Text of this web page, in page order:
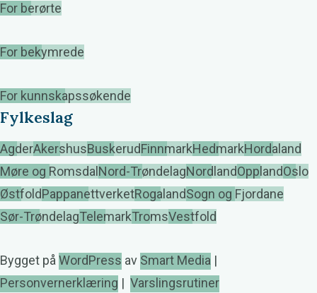
For berørte
For bekymrede
For kunnskapssøkende
Fylkeslag
AgderAkershusBuskerudFinnmarkHedmarkHordaland
Møre og Romsdal Nord-TrøndelagNordlandOpplandOslo
ØstfoldPappanettverketRogalandSogn og Fjordane
Sør-TrøndelagTelemarkTromsVestfold
Bygget på WordPress av Smart Media |
Personvernerklæring | Varslingsrutiner